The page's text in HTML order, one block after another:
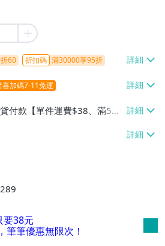
60 折扣碼 滿30000享95折
喜加碼7-11免運
付款【單件運費$38、滿5件
免運費】、7-ELEVEN取貨
費】、萊爾富取貨付款【單件
件或消費滿$1298免運
運【單件運費$120、滿5件
要38元
筆筆優惠無限次！